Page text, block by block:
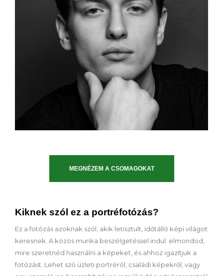
MEGNÉZEM A CSOMAGOKAT
Kiknek szól ez a portréfotózás?
Ez a fotózás azoknak szól, akik letisztult, időtálló képi világot
keresnek. A közös munka beszélgetéssel indul: elmondod,
mire szeretnéd használni a képeket, és ahhoz igazítjuk a
fotózást. Lehet szó üzleti portréról, családi képekről, vagy